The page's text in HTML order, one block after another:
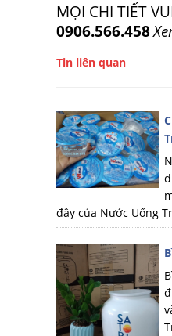
MỌI CHI TIẾT
0906.566.458
Tin liên quan
đây của Nước Uống